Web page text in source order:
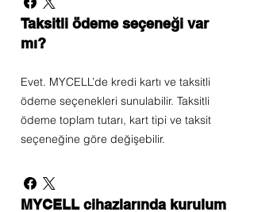
Taksitli ödeme seçeneği var
mı?
Evet. MYCELL’de kredi kartı ve taksitli
ödeme seçenekleri sunulabilir. Taksitli
ödeme toplam tutarı, kart tipi ve taksit
seçeneğine göre değişebilir.
MYCELL cihazlarında kurulum